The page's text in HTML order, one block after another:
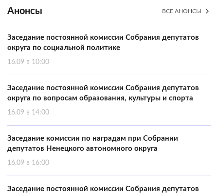
Анонсы ВСЕ АНОНСЫ
Заседание постоянной комиссии Собрания депутатов
округа по социальной политике
16.09 в 10:00
Заседание постоянной комиссии Собрания депутатов
округа по вопросам образования, культуры и спорта
16.09 в 14:00
Заседание комиссии по наградам при Собрании
депутатов Ненецкого автономного округа
16.09 в 16:00
Заседание постоянной комиссии Собрания депутатов